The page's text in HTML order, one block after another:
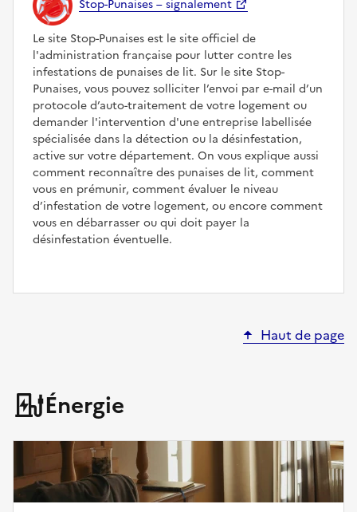
Stop-Punaises – signalement
Le site Stop-Punaises est le site officiel de
l'administration française pour lutter contre les
infestations de punaises de lit. Sur le site Stop-
Punaises, vous pouvez solliciter l’envoi par e-mail d’un
protocole d’auto-traitement de votre logement ou
demander l'intervention d'une entreprise labellisée
spécialisée dans la détection ou la désinfestation,
active sur votre département. On vous explique aussi
comment reconnaître des punaises de lit, comment
vous en prémunir, comment évaluer le niveau
d’infestation de votre logement, ou encore comment
vous en débarrasser ou qui doit payer la
désinfestation éventuelle.
Haut de page
Énergie